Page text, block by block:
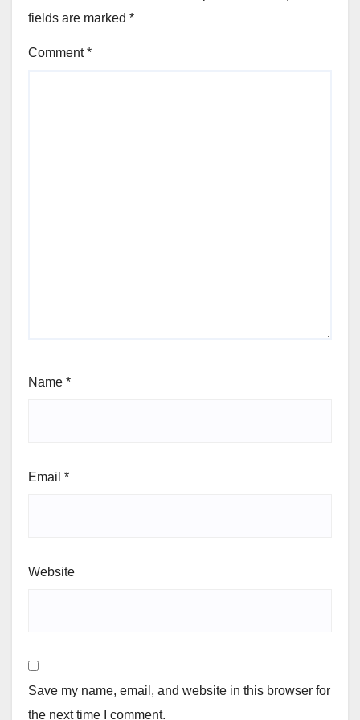
fields are marked *
Comment*
Name *
Email *
Website
Save my name, email, and website in this browser for
the next time I comment.